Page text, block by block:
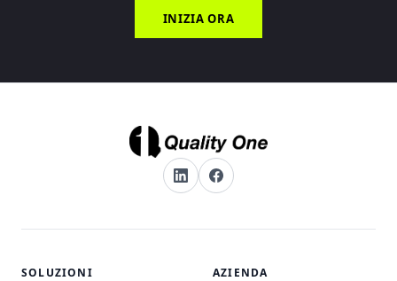
INIZIA ORA
SOLUZIONI AZIENDA